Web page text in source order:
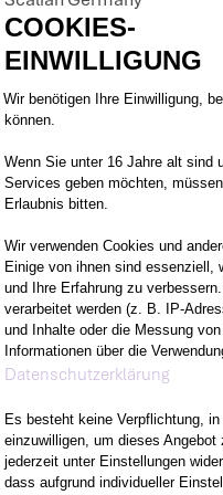
zu
VORHABEN
KANNST
COOKIES-
EINWILLIGUNG
Wir benötigen Ihre Einwilligung, bevor Sie unsere Website weiter besuchen
können.
Wenn Sie unter 16 Jahre alt sind
Services geben möchten,
Erlaubnis bitten.
Wir verwenden Cookies und
Einige von ihnen sind essenziell,
und Ihre Erfahrung zu
verarbeitet werden (z. B. IP-
und Inhalte oder die Messung
Informationen über die
Datenschutzerklärung
Es besteht keine Verpflichtung,
einzuwilligen, um dieses Angebot
jederzeit unter Einstellungen
dass aufgrund individueller